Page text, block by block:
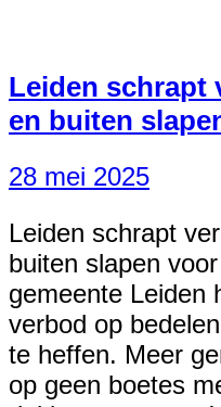
Leiden schrapt
en buiten
28 mei 2025
Leiden schrapt
buiten slapen
gemeente Leiden
verbod op
te heffen. Meer
op geen boetes